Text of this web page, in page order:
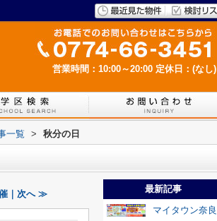
営業時間：10:00～20:00 定休日：(なし)
一覧 > 秋分の日
｜次へ ≫
最新記事
マイタウン奈良